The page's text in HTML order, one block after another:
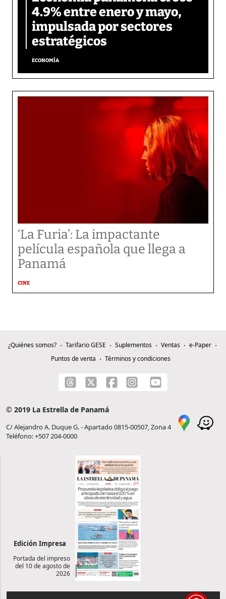
4.9% entre enero y mayo,
impulsada por sectores
estratégicos
ECONOMÍA
‘La Furia’: La impactante
película española que llega a
Panamá
CINE
¿Quiénes somos? Tarifario GESE Suplementos Ventas
e-Paper
Puntos de venta
Términos y condiciones
© 2019 La Estrella de Panamá
C/ Alejandro A. Duque G. - Apartado 0815-00507, Zona 4
Teléfono: +507 204-0000
Edición Impresa
Portada del impreso
del 10 de agosto de
2026